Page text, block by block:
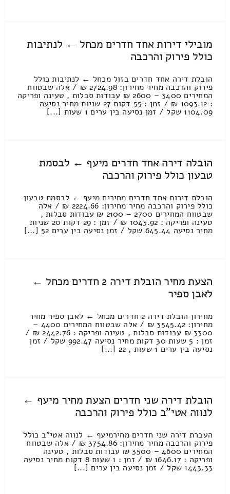
מובילי דירות אחד חדרים מכחל ← לנתיבות
כולל פירוק והרכבה
הובלת דירה אחד חדרים בזול מכחל ← לנתיבות כולל
פירוק והרכבה מחיר מחירון: 2724.98 ₪ / אלה שבטווח
המחירים 3400 – 2600 ₪ עבודות סבלות , טעינה ופריקה
: 1093.12 ₪ / זמן : 55 דקות 27 שניות מחיר נסיעה
1104.09 שקל / זמן נסיעה בין ערים 1 שעות [...]
הובלה דירה אחד חדרים מיעף ← לבסמת
טבעון כולל פירוק והרכבה
הובלת דירות אחד חדרים מחירים מיעף ← לבסמת טבעון
כולל פירוק והרכבה מחיר מחירון: 2224.66 ₪ / אלה
שבטווח המחירים 2700 – 2100 ₪ עבודות סבלות ,
טעינה ופריקה : 1043.92 ₪ / זמן : 29 דקות 20 שניות
מחיר נסיעה 645.44 שקל / זמן נסיעה בין ערים 52 [...]
הצעת מחיר הובלת דירה 2 חדרים מכחל ←
לאבן ספיר
מחירון הובלת דירה 2 חדרים מכחל ← לאבן ספיר מחיר
מחירון: 3545.42 ₪ / אלה שבטווח המחירים 4400 –
3300 ₪ עבודות סבלות , טעינה ופריקה : 2442.76 ₪ /
זמן : 5 שעות 30 דקות מחיר נסיעה 992.47 שקל / זמן
נסיעה בין ערים 1 שעות , 22 [...]
הובלת דירה שני חדרים הצעת מחיר מיעף ←
לנווה אטי"ב כולל פירוק והרכבה
העברת דירה שני חדרים מחירמיעף ← לנווה אטי"ב כולל
פירוק והרכבה מחיר מחירון: 3754.86 ₪ / אלה שבטווח
המחירים 4600 – 3500 ₪ עבודות סבלות , טעינה
ופריקה : 1646.17 ₪ / זמן : 1 שעות 8 דקות מחיר נסיעה
1443.33 שקל / זמן נסיעה בין ערים [...]